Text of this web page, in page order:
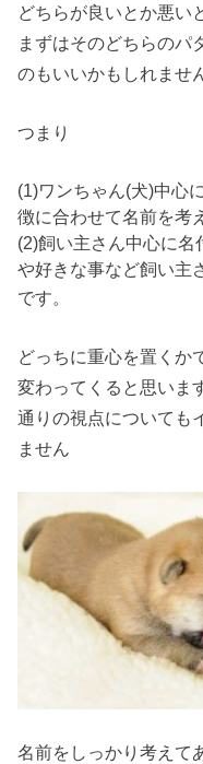
どちらが良いとか悪い
まずはそのどちらのパ
のもいいかもしれませ
つまり
(1)ワンちゃん(犬)中心
徴に合わせて名前を考
(2)飼い主さん中心に名
や好きな事など飼い主
です。
どっちに重心を置くか
変わってくると思いま
通りの視点についても
ません
名前をしっかり考えて